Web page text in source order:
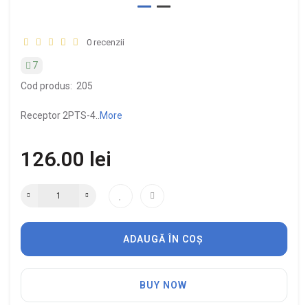
0 recenzii
7
Cod produs: 205
Receptor 2PTS-4.. More
126.00 lei
ADAUGĂ ÎN COȘ
BUY NOW